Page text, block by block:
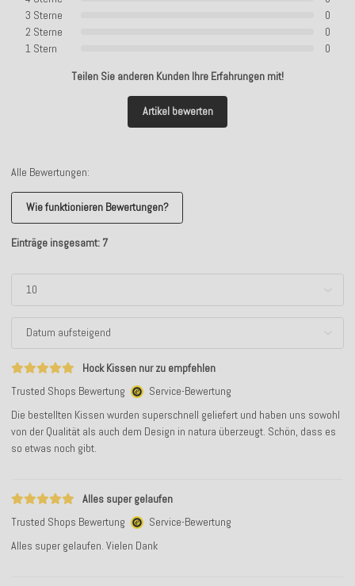
3 Sterne
0
2 Sterne
0
1 Stern
0
Teilen Sie anderen Kunden Ihre Erfahrungen mit!
Artikel bewerten
Alle Bewertungen:
Wie funktionieren Bewertungen?
Einträge insgesamt: 7
Hock Kissen nur zu empfehlen
Trusted Shops Bewertung
Service-Bewertung
Die bestellten Kissen wurden superschnell geliefert und haben uns sowohl
von der Qualität als auch dem Design in natura überzeugt. Schön, dass es
so etwas noch gibt.
Alles super gelaufen
Trusted Shops Bewertung
Service-Bewertung
Alles super gelaufen. Vielen Dank